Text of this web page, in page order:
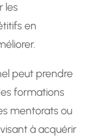
les
en
peut prendre
formations
mentorats ou
à acquérir